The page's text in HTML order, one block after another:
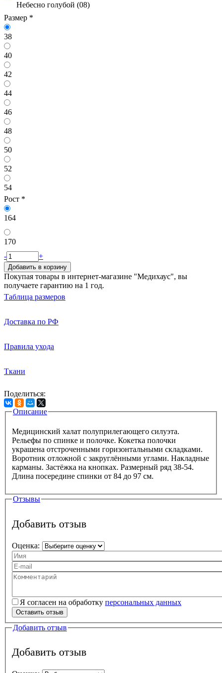
Небесно голубой (08)
Размер *
38
40
42
44
46
48
50
52
54
Рост *
164
170
-
+
Добавить в корзину
Покупая товары в интернет-магазине "Медихаус", вы
получаете гарантию на 1 год.
Таблица размеров
Доставка по РФ
Правила ухода
Ткани
Поделиться:
Описание
Медицинский халат полуприлегающего силуэта.
Рельефы по спинке и полочке. Кокетка полочки
украшена отстроченными горизонтальными складками.
Воротник отложной с закруглёнными углами. Накладные
карманы. Застёжка на кнопках. Размерный ряд 38-54.
Длина посередине спинки от 84 до 97 см.
Отзывы
Добавить отзыв
Оценка:
Ваше имя
Ваш e-mail
Текст вашего отзыва
Я согласен на обработку персональных данных
Персональные данные
Оставить отзыв
Добавить отзыв
Добавить отзыв